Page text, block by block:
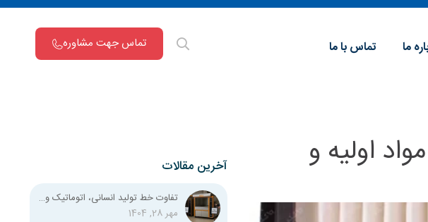
ما تماس با ما تماس جهت مشاوره
اولیه و آخرین مقالات
تفاوت خط تولید انسانی، اتوماتیک و نیمه اتوماتیک چیست؟
مهر 28, 1404